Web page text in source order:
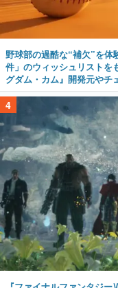
野球部の過酷な“補欠”を
件」のウィッシュリストを
グダム・カム』開発元やチ
4